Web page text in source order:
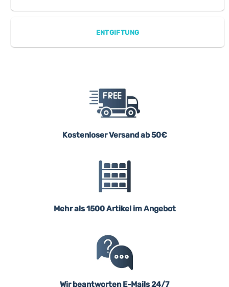
ENTGIFTUNG
Kostenloser Versand ab 50€
Mehr als 1500 Artikel im Angebot
Wir beantworten E-Mails 24/7